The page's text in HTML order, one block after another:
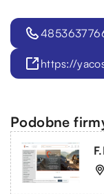
https://
Podobne